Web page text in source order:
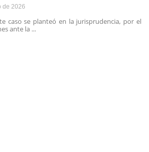
de 2026
caso se planteó en la jurisprudencia, por el
ante la ...